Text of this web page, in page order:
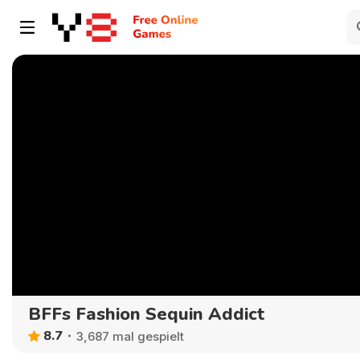
BFFs Fashion Sequin Addict
8.7 3,687 mal gespielt